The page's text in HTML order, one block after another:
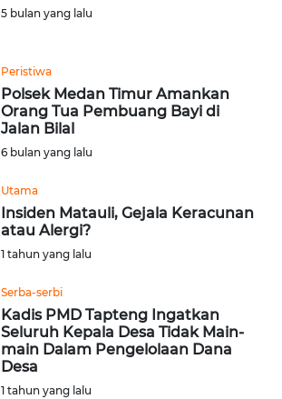
5 bulan yang lalu
Peristiwa
Polsek Medan Timur Amankan
Orang Tua Pembuang Bayi di
Jalan Bilal
6 bulan yang lalu
Utama
Insiden Matauli, Gejala Keracunan
atau Alergi?
1 tahun yang lalu
Serba-serbi
Kadis PMD Tapteng Ingatkan
Seluruh Kepala Desa Tidak Main-
main Dalam Pengelolaan Dana
Desa
1 tahun yang lalu